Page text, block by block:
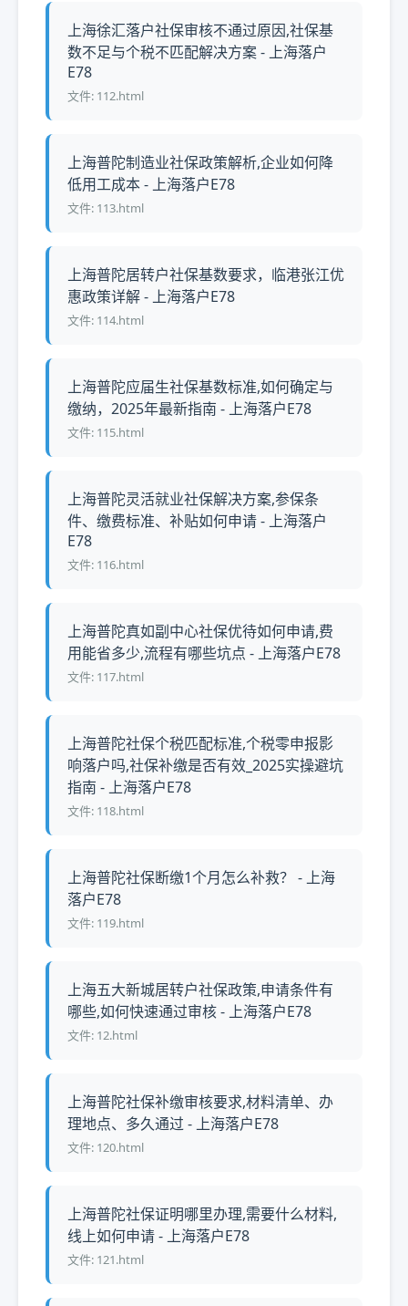
上海徐汇落户社保审核不通过原因,社保基
数不足与个税不匹配解决方案 - 上海落户
E78
文件: 112.html
上海普陀制造业社保政策解析,企业如何降
低用工成本 - 上海落户E78
文件: 113.html
上海普陀居转户社保基数要求，临港张江优
惠政策详解 - 上海落户E78
文件: 114.html
上海普陀应届生社保基数标准,如何确定与
缴纳，2025年最新指南 - 上海落户E78
文件: 115.html
上海普陀灵活就业社保解决方案,参保条
件、缴费标准、补贴如何申请 - 上海落户
E78
文件: 116.html
上海普陀真如副中心社保优待如何申请,费
用能省多少,流程有哪些坑点 - 上海落户E78
文件: 117.html
上海普陀社保个税匹配标准,个税零申报影
响落户吗,社保补缴是否有效_2025实操避坑
指南 - 上海落户E78
文件: 118.html
上海普陀社保断缴1个月怎么补救？ - 上海
落户E78
文件: 119.html
上海五大新城居转户社保政策,申请条件有
哪些,如何快速通过审核 - 上海落户E78
文件: 12.html
上海普陀社保补缴审核要求,材料清单、办
理地点、多久通过 - 上海落户E78
文件: 120.html
上海普陀社保证明哪里办理,需要什么材料,
线上如何申请 - 上海落户E78
文件: 121.html